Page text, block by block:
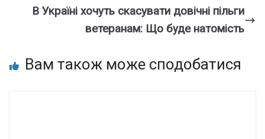
В Україні хочуть скасувати довічні пільги
ветеранам: Що буде натомість
Вам також може сподобатися